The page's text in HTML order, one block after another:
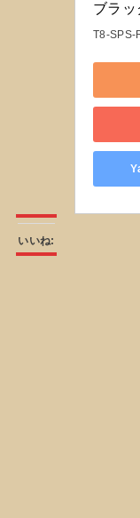
ブラッ
T8-SPS-
いいね: